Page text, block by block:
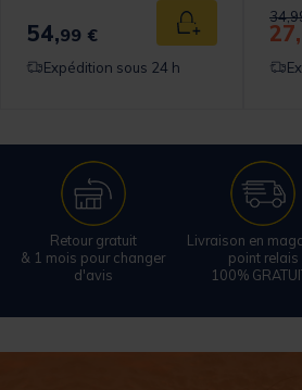
panier
54,99 € Ajouter au
Expédition sous 24 h
27,
Retour gratuit
& 1 mois pour changer
d'avis
Livraison en
point relais
100%